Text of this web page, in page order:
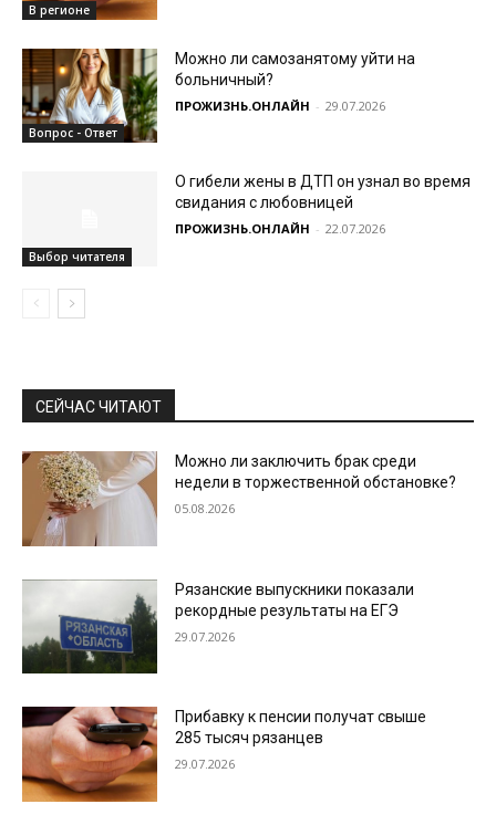
В регионе
Вопрос - Ответ
Можно ли самозанятому уйти на
больничный?
ПРОЖИЗНЬ.ОНЛАЙН - 29.07.2026
Выбор читателя
О гибели жены в ДТП он узнал во время
свидания с любовницей
ПРОЖИЗНЬ.ОНЛАЙН - 22.07.2026
СЕЙЧАС ЧИТАЮТ
Можно ли заключить брак среди
недели в торжественной обстановке?
05.08.2026
Рязанские выпускники показали
рекордные результаты на ЕГЭ
29.07.2026
Прибавку к пенсии получат свыше
285 тысяч рязанцев
29.07.2026